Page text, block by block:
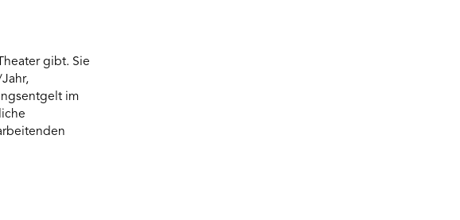
gibt. Sie
im